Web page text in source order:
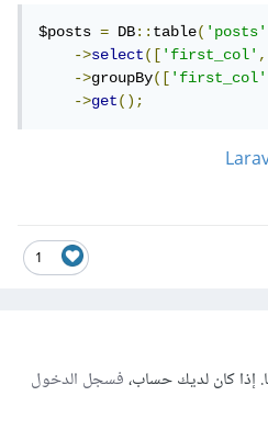
$posts = DB::table(
->select(['first_col',
->groupBy([
->get();
1
إذا كان لديك حساب،فسجل الدخول